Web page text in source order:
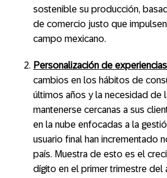
sostenible su producción,
de comercio justo que
campo mexicano.
Personalización de
cambios en los hábitos de
últimos años y la necesidad de
mantenerse cercanas a sus
en la nube enfocadas a la
usuario final han incrementado
país. Muestra de esto es el
dígito en el primer trimestre